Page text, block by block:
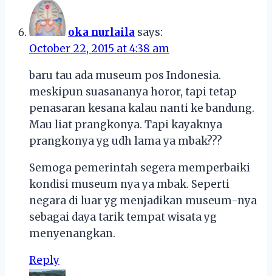
oka nurlaila says:
October 22, 2015 at 4:38 am
baru tau ada museum pos Indonesia.
meskipun suasananya horor, tapi tetap
penasaran kesana kalau nanti ke bandung.
Mau liat prangkonya. Tapi kayaknya
prangkonya yg udh lama ya mbak???
Semoga pemerintah segera memperbaiki
kondisi museum nya ya mbak. Seperti
negara di luar yg menjadikan museum-nya
sebagai daya tarik tempat wisata yg
menyenangkan.
Reply